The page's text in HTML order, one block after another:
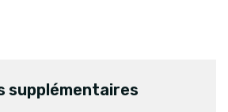
supplémentaires